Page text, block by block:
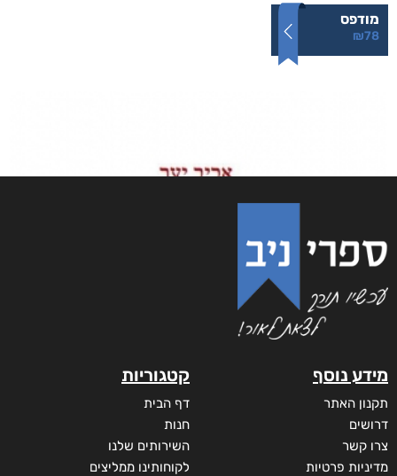
מודפס
₪78
מידע נוסף
תקנון האתר
דרושים
צרו קשר
מדיניות פרטיות
קטגוריות
דף הבית
חנות
השירותים שלנו
לקוחותינו ממליצים